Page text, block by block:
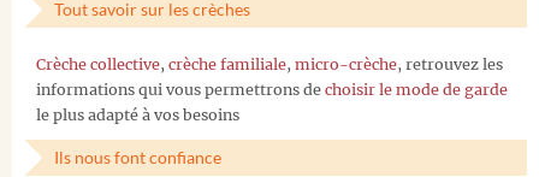
Tout savoir sur les crèches
Crèche collective, crèche familiale, micro-crèche, retrouvez les
informations qui vous permettrons de choisir le mode de garde
le plus adapté à vos besoins
Ils nous font confiance